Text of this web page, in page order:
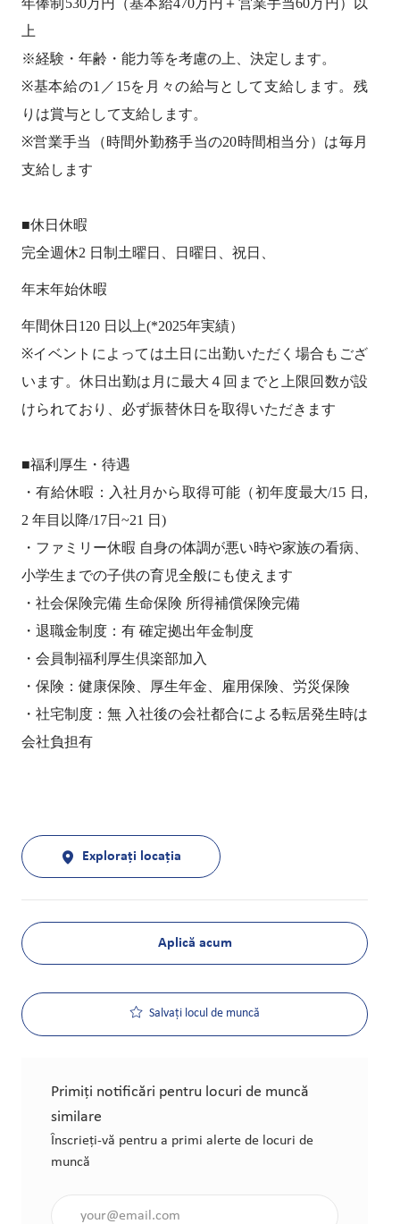
年俸制530万円（基本給470万円＋営業手当60万円）以
上
※経験・年齢・能力等を考慮の上、決定します。
※基本給の1／15を月々の給与として支給します。残
りは賞与として支給します。
※営業手当（時間外勤務手当の20時間相当分）は毎月
支給します
■休日休暇
完全週休2 日制土曜日、日曜日、祝日、
年末年始休暇
年間休日120 日以上(*2025年実績）
※イベントによっては土日に出勤いただく場合もござ
います。休日出勤は月に最大４回までと上限回数が設
けられており、必ず振替休日を取得いただきます
■福利厚生・待遇
・有給休暇：入社月から取得可能（初年度最大/15 日,
2 年目以降/17日~21 日)
・ファミリー休暇 自身の体調が悪い時や家族の看病、
小学生までの子供の育児全般にも使えます
・社会保険完備 生命保険 所得補償保険完備
・退職金制度：有 確定拠出年金制度
・会員制福利厚生倶楽部加入
・保険：健康保険、厚生年金、雇用保険、労災保険
・社宅制度：無 入社後の会社都合による転居発生時は
会社負担有
Explorați locația
Aplică acum
Salvați locul de muncă
Primiți notificări pentru locuri de muncă
similare
Înscrieți-vă pentru a primi alerte de locuri de
muncă